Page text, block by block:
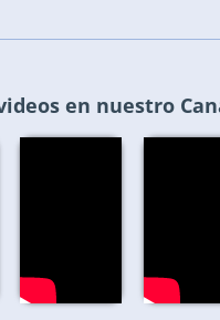
en nuestro